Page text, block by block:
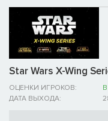
Star Wars X-Wing
ОЦЕНКИ ИГРОКОВ:
ДАТА ВЫХОДА: